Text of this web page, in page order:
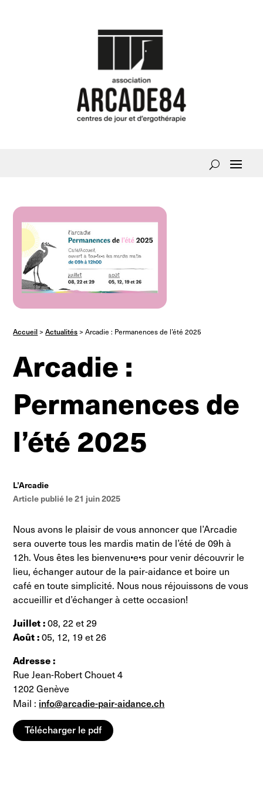
Accueil>Actualités>Arcadie : Permanences de l’été 2025
Arcadie :
Permanences de
l’été 2025
L’Arcadie
Article publié le 21 juin 2025
Nous avons le plaisir de vous annoncer que l’Arcadie
sera ouverte tous les mardis matin de l’été de 09h à
12h. Vous êtes les bienvenu•e•s pour venir découvrir le
lieu, échanger autour de la pair-aidance et boire un
café en toute simplicité. Nous nous réjouissons de vous
accueillir et d’échanger à cette occasion!
Juillet :08, 22 et 29
Août :05, 12, 19 et 26
Adresse :
Rue Jean-Robert Chouet 4
1202 Genève
Mail : info@arcadie-pair-aidance.ch
Télécharger le pdf